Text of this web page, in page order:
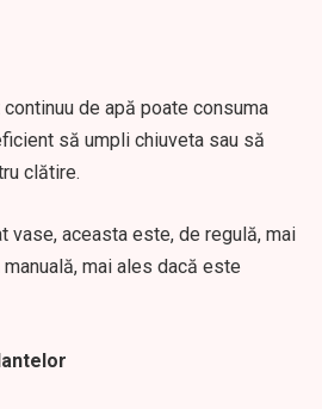
de apă poate consuma
să umpli chiuveta sau să
clătire.
vase, aceasta este, de regulă, mai
mai ales dacă este